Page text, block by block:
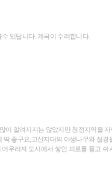
있답니다. 계곡이 수려합니다.
이 알려지지는 않았지만 청정지역을
좋구요,고산지대의 야생나무와 절경
우러져 도시에서 쌓인 피로를 풀고 쉬